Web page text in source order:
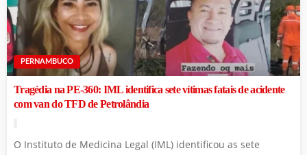
PERNAMBUCO
Tragédia na PE-360: IML identifica sete vítimas fatais de acidente
com van do TFD de Petrolândia
O Instituto de Medicina Legal (IML) identificou as sete